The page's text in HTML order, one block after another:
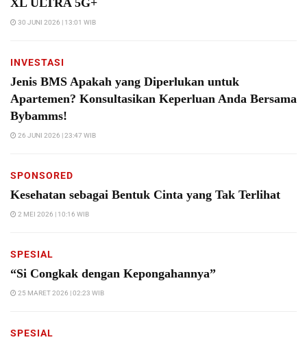
XL ULTRA 5G+
30 JUNI 2026 | 13:01 WIB
INVESTASI
Jenis BMS Apakah yang Diperlukan untuk
Apartemen? Konsultasikan Keperluan Anda Bersama
Bybamms!
26 JUNI 2026 | 23:47 WIB
SPONSORED
Kesehatan sebagai Bentuk Cinta yang Tak Terlihat
2 MEI 2026 | 10:16 WIB
SPESIAL
“Si Congkak dengan Kepongahannya”
25 MARET 2026 | 02:23 WIB
SPESIAL